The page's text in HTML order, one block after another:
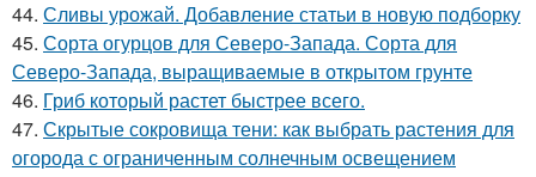
44. Сливы урожай. Добавление статьи в новую подборку
45. Сорта огурцов для Северо-Запада. Сорта для
Северо-Запада, выращиваемые в открытом грунте
46. Гриб который растет быстрее всего.
47. Скрытые сокровища тени: как выбрать растения для
огорода с ограниченным солнечным освещением